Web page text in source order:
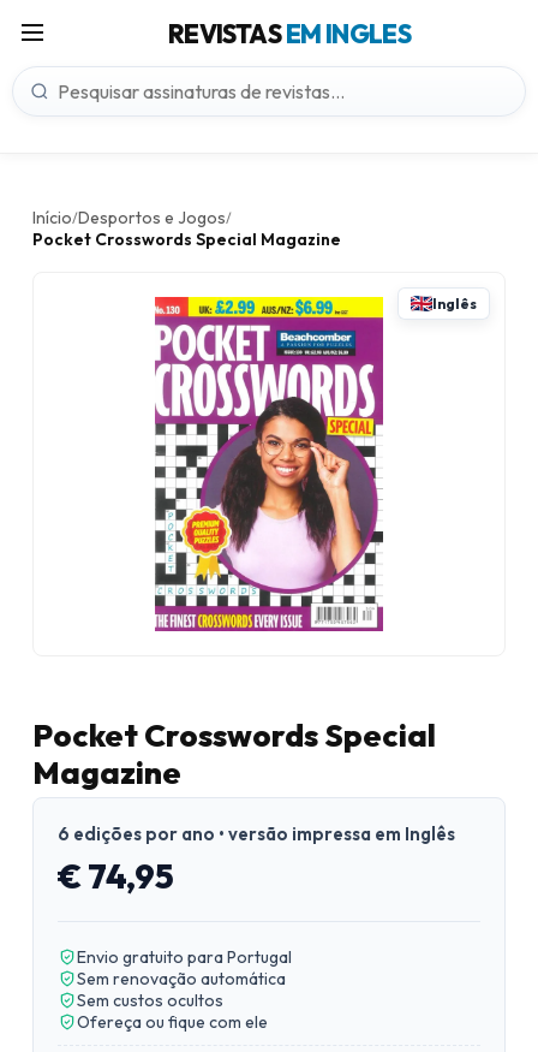
REVISTASEM INGLES
Início/Desportos e Jogos/
Pocket Crosswords Special Magazine
Inglês
Pocket Crosswords Special
Magazine
6 edições por ano • versão impressa em Inglês
€ 74,95
Envio gratuito para Portugal
Sem renovação automática
Sem custos ocultos
Ofereça ou fique com ele